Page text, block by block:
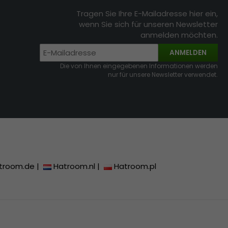
Tragen Sie Ihre E-Mailadresse hier ein,
wenn Sie sich für unseren Newsletter
anmelden möchten.
ANMELDEN
Die von Ihnen eingegebenen Informationen werden
nur für unsere Newsletter verwendet.
| Hatroom.nl | Hatroom.pl